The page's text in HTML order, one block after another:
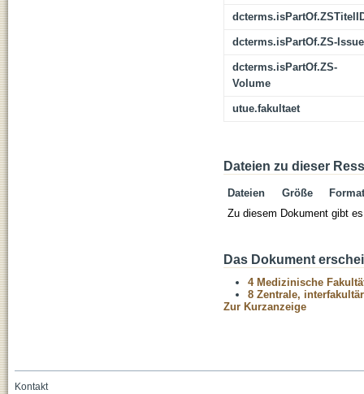
dcterms.isPartOf.ZS-Issue
dcterms.isPartOf.ZS-
Volume
utue.fakultaet
Dateien zu dieser
Dateien Größe
Format
Zu diesem Dokument gibt
Das Dokument
4 Medizinische
8 Zentrale,
Zur Kurzanzeige
Kontakt